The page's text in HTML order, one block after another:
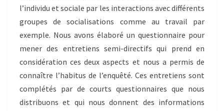
l’individu et sociale par les interactions avec différents
groupes de socialisations comme au travail par
exemple. Nous avons élaboré un questionnaire pour
mener des entretiens semi-directifs qui prend en
considération ces deux aspects et nous a permis de
connaître l’habitus de l’enquêté. Ces entretiens sont
complétés par de courts questionnaires que nous
distribuons et qui nous donnent des informations